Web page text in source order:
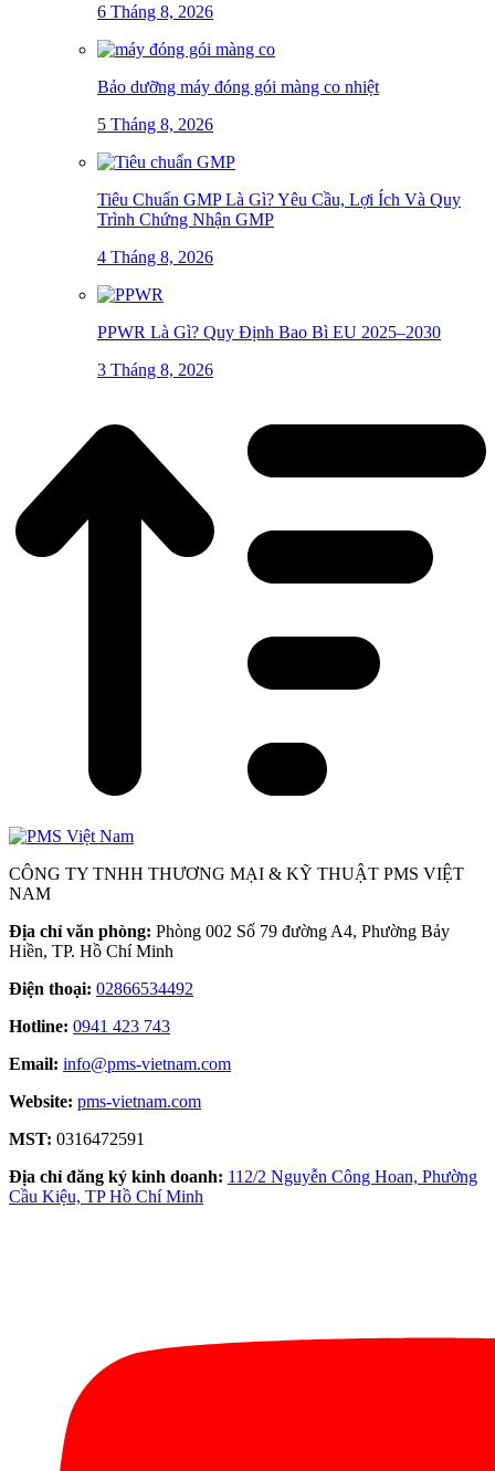
6 Tháng 8, 2026
Bảo dưỡng máy đóng gói màng co nhiệt
5 Tháng 8, 2026
Tiêu Chuẩn GMP Là Gì? Yêu Cầu, Lợi Ích Và Quy
Trình Chứng Nhận GMP
4 Tháng 8, 2026
PPWR Là Gì? Quy Định Bao Bì EU 2025–2030
3 Tháng 8, 2026
CÔNG TY TNHH THƯƠNG MẠI & KỸ THUẬT PMS VIỆT
NAM
Địa chỉ văn phòng: Phòng 002 Số 79 đường A4, Phường Bảy
Hiền, TP. Hồ Chí Minh
Điện thoại: 02866534492
Hotline: 0941 423 743
Email: info@pms-vietnam.com
Website: pms-vietnam.com
MST: 0316472591
Địa chỉ đăng ký kinh doanh: 112/2 Nguyễn Công Hoan, Phường
Cầu Kiệu, TP Hồ Chí Minh